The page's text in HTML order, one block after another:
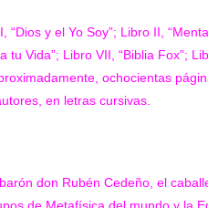
y el Yo Soy”; Libro II,
tu Vida”; Libro VII, “Biblia Fox”;
ochocientas
en letras cursivas.
don Rubén Cedeño, el